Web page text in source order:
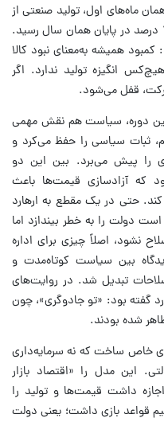
ماه‌های اول، تولید صنعتی از
حدود ۵۱ درصد سال ۱۹۳۶ به حدود ۷۸ درصد در پایان همان سال رسید.
همیشه به‌معنای نبود کالا
انگیزه تولید ندارد. اگر
قفل می‌شود.
دوره، سیاست هم نقش مهمی
ثبات سیاسی را حفظ می‌کرد و
را پیش می‌برد. بین این دو
که آزادسازی قیمت‌ها باعث
حتی در یک مقطع به ارهارد
دولت را به خطر بیندازد اما
نشود، اصلاً چیزی برای اداره
بین سیاست کوتاه‌مدت و
تبدیل شد. در روایت‌های
گفته بود: «تو جادوگری»، چون
ظاهر شده بودند.
خاص ساخت که نه سرمایه‌داری
این مدل را «اقتصاد بازار
داشت قیمت‌ها و تولید را
قواعد بازی داشت؛ یعنی دولت